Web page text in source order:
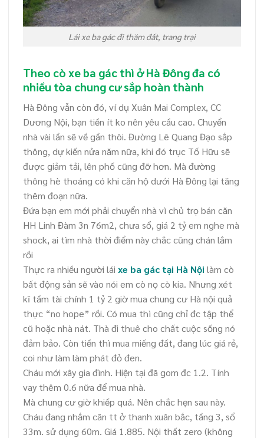
Lái xe ba gác đi thăm đất, trang trại
Theo cò xe ba gác thì ở Hà Đông đa có
nhiều tòa chung cư sắp hoàn thành
Hà Đông vẫn còn đó, ví dụ Xuân Mai Complex, CC
Dương Nội, bạn tiền ít ko nên yêu cầu cao. Chuyển
nhà vài lần sẽ về gần thôi. Đường Lê Quang Đạo sắp
thông, dự kiến nửa năm nữa, khi đó trục Tố Hữu sẽ
được giảm tải, lên phố cũng đỡ hơn. Mà đường
thông hè thoáng có khi căn hộ dưới Hà Đông lại tăng
thêm đoạn nữa.
Đứa bạn em mới phải chuyển nhà vì chủ trọ bán căn
HH Linh Đàm 3n 76m2, chưa sổ, giá 2 tỷ em nghe mà
shock, ai tìm nhà thời điểm này chắc cũng chán lắm
rồi
Thực ra nhiều người lái xe ba gác tại Hà Nội làm cò
bất động sản sẽ vào nói em cò nọ cò kia. Nhưng xét
kĩ tầm tài chính 1 tỷ 2 giờ mua chung cư Hà nội quả
thực “no hope” rồi. Có mua thì cũng chỉ đc tập thể
cũ hoặc nhà nát. Thà đi thuê cho chất cuộc sống nó
đảm bảo. Còn tiền thì mua miếng đất, đang lúc giá rẻ,
coi như làm làm phát đỏ đen.
Cháu mới xây gia đình. Hiện tại đã gom đc 1.2. Tính
vay thêm 0.6 nữa để mua nhà.
Mà chung cư giờ khiếp quá. Nên chắc hẹn sau này.
Cháu đang nhắm căn tt ở thanh xuân bắc, tầng 3, sổ
33m. sử dụng 60m. Giá 1.885. Nội thất zero (không